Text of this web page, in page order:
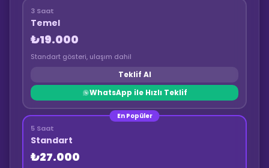
3 Saat
Temel
₺19.000
Standart gösteri, ulaşım dahil
Teklif Al
WhatsApp ile Hızlı Teklif
En Popüler
5 Saat
Standart
₺27.000